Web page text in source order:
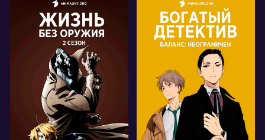
33871
24 17
36315
36 45